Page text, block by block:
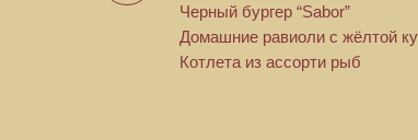
Черный бургер “Sabor”
Домашние равиоли с жёлтой
Котлета из ассорти рыб